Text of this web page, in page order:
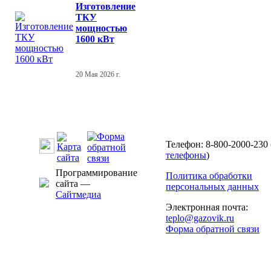
Изготовление
ТКУ
мощностью
1600 кВт
20 Мая 2026 г.
Программирование
сайта —
Сайтмедиа
Телефон: 8-800-2000-230
телефоны)
Политика обработки
персональных данных
Электронная почта:
teplo@gazovik.ru
Форма обратной связи